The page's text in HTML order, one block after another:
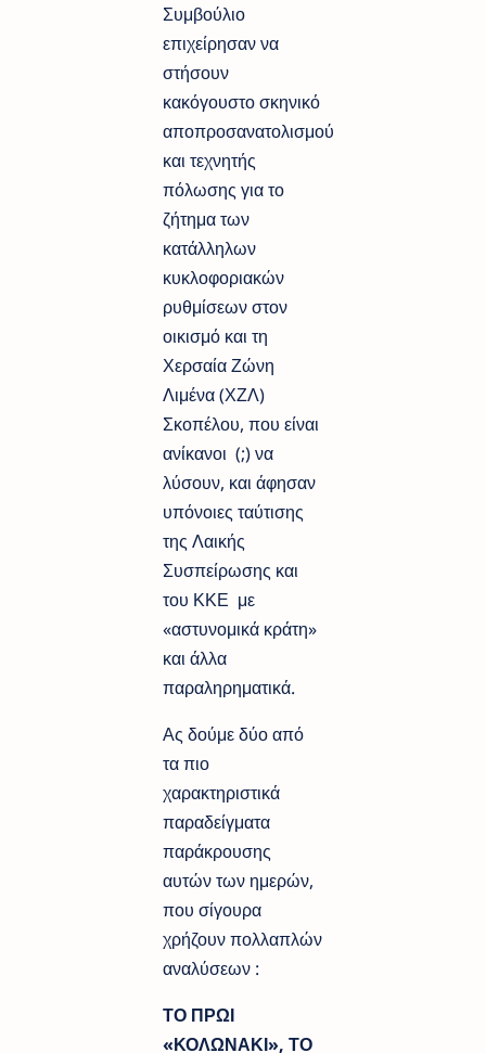
Συμβούλιο
επιχείρησαν να
στήσουν
κακόγουστο σκηνικό
αποπροσανατολισμού
και τεχνητής
πόλωσης για το
ζήτημα των
κατάλληλων
κυκλοφοριακών
ρυθμίσεων στον
οικισμό και τη
Χερσαία Ζώνη
Λιμένα (ΧΖΛ)
Σκοπέλου, που είναι
ανίκανοι (;) να
λύσουν, και άφησαν
υπόνοιες ταύτισης
της Λαικής
Συσπείρωσης και
του ΚΚΕ με
«αστυνομικά κράτη»
και άλλα
παραληρηματικά.
Ας δούμε δύο από
τα πιο
χαρακτηριστικά
παραδείγματα
παράκρουσης
αυτών των ημερών,
που σίγουρα
χρήζουν πολλαπλών
αναλύσεων :
ΤΟ ΠΡΩΙ
«ΚΟΛΩΝΑΚΙ», ΤΟ